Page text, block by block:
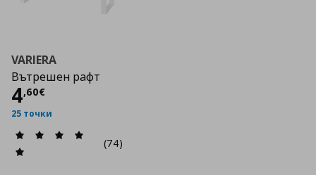
VARIERA
Вътрешен рафт
4,60€
Цена
25 точки
(74)